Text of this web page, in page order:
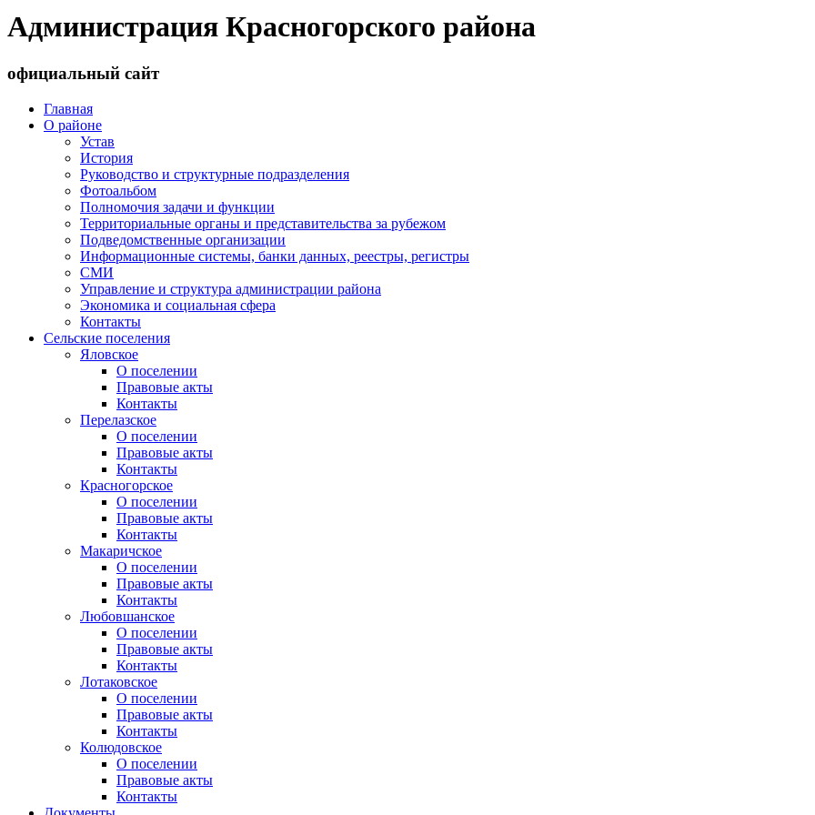
Администрация Красногорского района
официальный сайт
Главная
О районе
Устав
История
Руководство и структурные подразделения
Фотоальбом
Полномочия задачи и функции
Территориальные органы и представительства за рубежом
Подведомственные организации
Информационные системы, банки данных, реестры, регистры
СМИ
Управление и структура администрации района
Экономика и социальная сфера
Контакты
Сельские поселения
Яловское
О поселении
Правовые акты
Контакты
Перелазское
О поселении
Правовые акты
Контакты
Красногорское
О поселении
Правовые акты
Контакты
Макаричское
О поселении
Правовые акты
Контакты
Любовшанское
О поселении
Правовые акты
Контакты
Лотаковское
О поселении
Правовые акты
Контакты
Колюдовское
О поселении
Правовые акты
Контакты